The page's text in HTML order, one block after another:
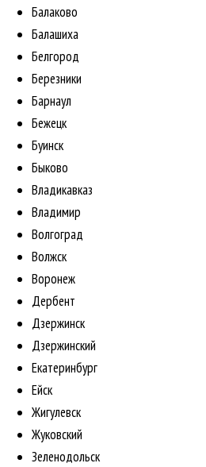
Балаково
Балашиха
Белгород
Березники
Барнаул
Бежецк
Буинск
Быково
Владикавказ
Владимир
Волгоград
Волжск
Воронеж
Дербент
Дзержинск
Дзержинский
Екатеринбург
Ейск
Жигулевск
Жуковский
Зеленодольск